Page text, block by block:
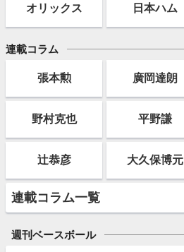
オリックス 日本ハム
連載コラム
張本勲 廣岡達朗
野村克也 平野謙
辻恭彦 大久保博元
連載コラム一覧
週刊ベースボール